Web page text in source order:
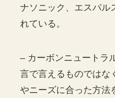
ナソニック、エスパル
れている。
– カーボンニュートラ
言で言えるものではな
やニーズに合った方法